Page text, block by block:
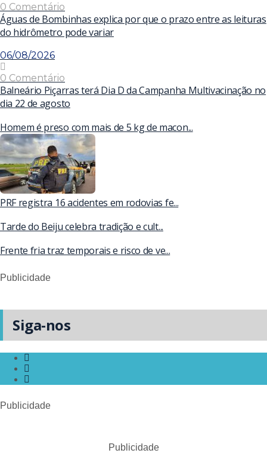
0 Comentário
Águas de Bombinhas explica por que o prazo entre as leituras
do hidrômetro pode variar
06/08/2026
0 Comentário
Balneário Piçarras terá Dia D da Campanha Multivacinação no
dia 22 de agosto
Homem é preso com mais de 5 kg de macon...
PRF registra 16 acidentes em rodovias fe...
Tarde do Beiju celebra tradição e cult...
Frente fria traz temporais e risco de ve...
Publicidade
Siga-nos
Publicidade
Publicidade